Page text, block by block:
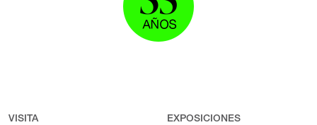
VISITA EXPOSICIONES